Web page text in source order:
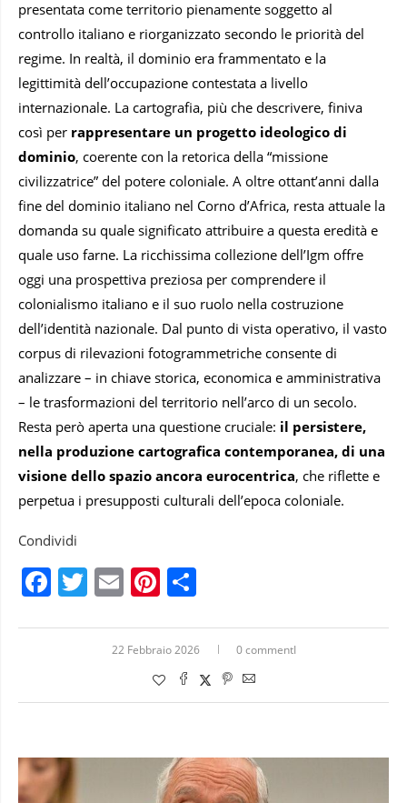
presentata come territorio pienamente soggetto al
controllo italiano e riorganizzato secondo le priorità del
regime. In realtà, il dominio era frammentato e la
legittimità dell’occupazione contestata a livello
internazionale. La cartografia, più che descrivere, finiva
così per rappresentare un progetto ideologico di
dominio, coerente con la retorica della “missione
civilizzatrice” del potere coloniale. A oltre ottant’anni dalla
fine del dominio italiano nel Corno d’Africa, resta attuale la
domanda su quale significato attribuire a questa eredità e
quale uso farne. La ricchissima collezione dell’Igm offre
oggi una prospettiva preziosa per comprendere il
colonialismo italiano e il suo ruolo nella costruzione
dell’identità nazionale. Dal punto di vista operativo, il vasto
corpus di rilevazioni fotogrammetriche consente di
analizzare – in chiave storica, economica e amministrativa
– le trasformazioni del territorio nell’arco di un secolo.
Resta però aperta una questione cruciale: il persistere,
nella produzione cartografica contemporanea, di una
visione dello spazio ancora eurocentrica, che riflette e
perpetua i presupposti culturali dell’epoca coloniale.
Condividi
Facebook
Twitter
EmailPinterest
22 Febbraio 2026 0 commentI